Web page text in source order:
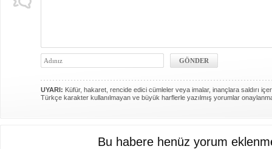
UYARI: Küfür, hakaret, rencide edici cümleler veya imalar, inançlara saldırı
Türkçe karakter kullanılmayan ve büyük harflerle yazılmış yorumlar
Bu habere henüz yorum